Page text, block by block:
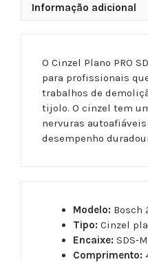
Informação adicional
O Cinzel Plano PRO
para profissionais
trabalhos de
tijolo. O cinzel tem
nervuras
desempenho
Modelo: Bosch
Tipo: Cinzel
Encaixe:
Comprimento: